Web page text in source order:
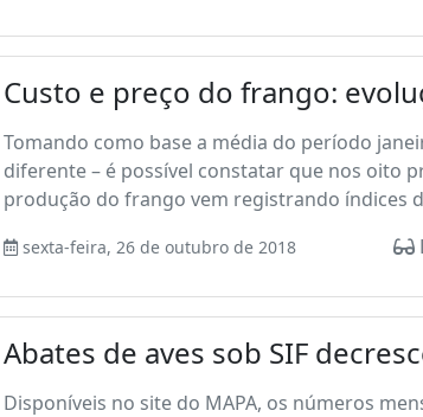
Custo e preço do frango:
Tomando como base a média do período
diferente – é possível constatar que nos oito
produção do frango vem registrando índices
sexta-feira, 26 de outubro de 2018
Abates de aves sob SIF
Disponíveis no site do MAPA, os números